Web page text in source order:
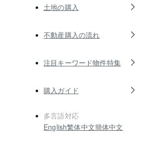
土地の購入
不動産購入の流れ
注目キーワード物件特集
購入ガイド
多言語対応
English繁体中文簡体中文